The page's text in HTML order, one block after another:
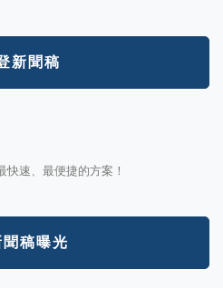
新聞稿
速、最便捷的方案！
稿曝光